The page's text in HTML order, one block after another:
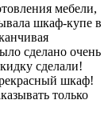
мебели,
шкаф-купе в
сделано очень
сделали!
шкаф!
только